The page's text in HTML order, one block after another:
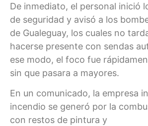
De inmediato, el personal inició
de seguridad y avisó a los
de Gualeguay, los cuales no
hacerse presente con sendas
ese modo, el foco fue
sin que pasara a mayores.
En un comunicado, la empresa
incendio se generó por la
con restos de pintura y